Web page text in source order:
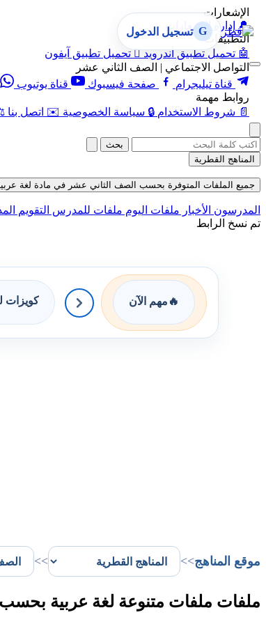
الإشعارات
🔔 إدارة الإشعارات
التطبيقات
🤖 تحميل تطبيق أندرويد  تحميل تطبيق آيفون
التواصل الاجتماعي | الصف الثاني عشر
قناة تيليجرام
صفحة فيسبوك قناة يوتيوب
روابط مهمة
📄 شروط الاستخدام 🔒 سياسة الخصوصية ✉️ اتصل بنا
G تسجيل الدخول
بحث
المناهج القطرية
جميع الملفات المتوفرة بحسب الصف الثاني عشر في مادة لغة عربية
المدرسون الأخبار ملفات اليوم ملفات للمدرس التقويم
تم نسخ الرابط
🔥 مهم الآن كويزات
موقع المناهج>>
>>
ملفات ملفات متنوعة لغة عربية